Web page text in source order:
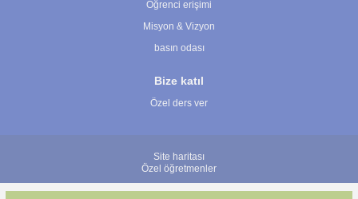
Öğrenci erişimi
Misyon & Vizyon
basın odası
Bize katıl
Özel ders ver
Site haritası
Özel öğretmenler